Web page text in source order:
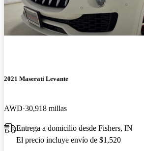
2021 Maserati Levante
AWD 30,918 millas
Entrega a domicilio desde Fishers, IN
El precio incluye envío de $1,520